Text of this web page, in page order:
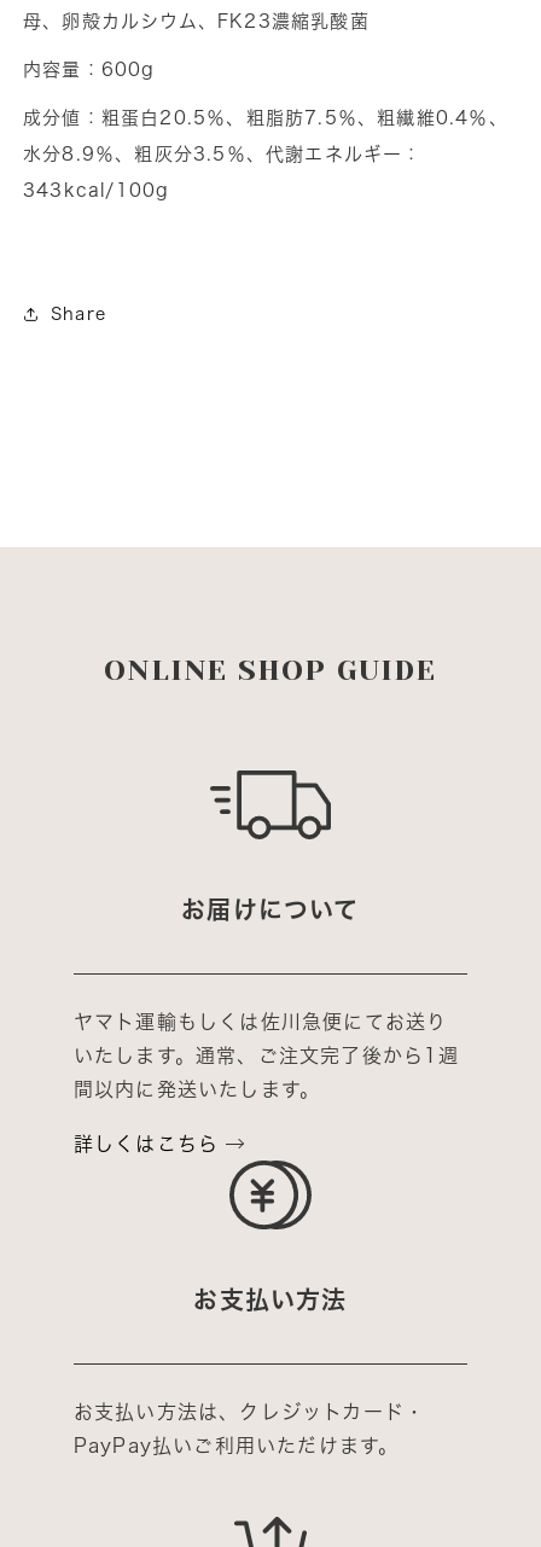
母、卵殻カルシウム、FK23濃縮乳酸菌
内容量：600g
成分値：粗蛋白20.5％、粗脂肪7.5％、粗繊維0.4％、
水分8.9％、粗灰分3.5％、代謝エネルギー：
343kcal/100g
Share
ONLINE SHOP GUIDE
お届けについて
ヤマト運輸もしくは佐川急便にてお送り
いたします。通常、ご注文完了後から1週
間以内に発送いたします。
詳しくはこちら
お支払い方法
お支払い方法は、クレジットカード・
PayPay払いご利用いただけます。